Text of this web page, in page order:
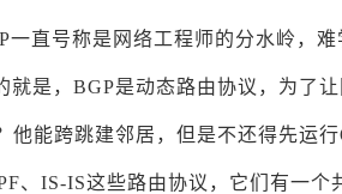
一直号称是网络工程师的分水岭，
就是，BGP是动态路由协议，为了
他能跨跳建邻居，但是不还得先运行
、IS-IS这些路由协议，它们有一